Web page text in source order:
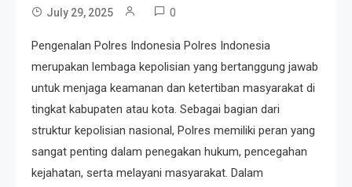
July 29, 2025 0
Pengenalan Polres Indonesia Polres Indonesia
merupakan lembaga kepolisian yang bertanggung jawab
untuk menjaga keamanan dan ketertiban masyarakat di
tingkat kabupaten atau kota. Sebagai bagian dari
struktur kepolisian nasional, Polres memiliki peran yang
sangat penting dalam penegakan hukum, pencegahan
kejahatan, serta melayani masyarakat. Dalam